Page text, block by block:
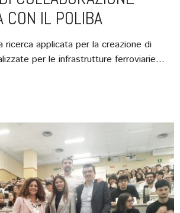
CON IL POLIBA
ricerca applicata per la creazione di
per le infrastrutture ferroviarie…